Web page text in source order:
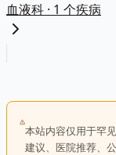
血液科 · 1 个疾病
本站内容仅用于罕
建议、医院推荐、